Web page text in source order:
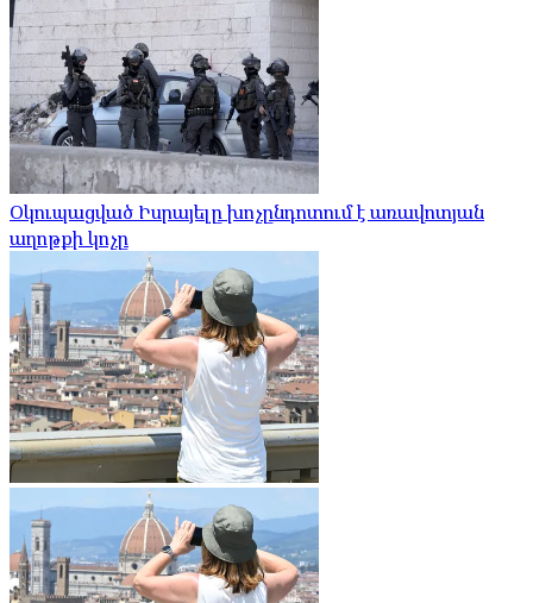
Օկուպացված Իսրայելը խոչընդոտում է առավոտյան
աղոթքի կոչը